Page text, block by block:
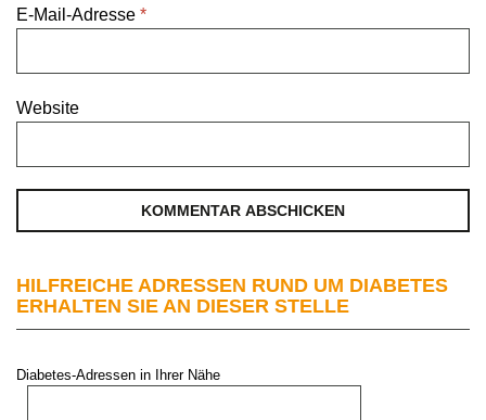
E-Mail-Adresse *
Website
HILFREICHE ADRESSEN RUND UM DIABETES
ERHALTEN SIE AN DIESER STELLE
Diabetes-Adressen in Ihrer Nähe